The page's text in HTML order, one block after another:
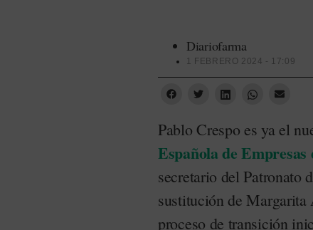
Diariofarma
1 FEBRERO 2024 - 17:09
Pablo Crespo es ya el
Española de
secretario del Patronato
sustitución de
proceso de transición